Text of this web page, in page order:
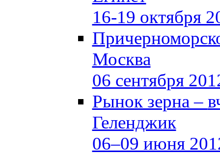
16-19 октября
Москва
06 сентября
Рынок зерна –
Геленджик
06–09 июня